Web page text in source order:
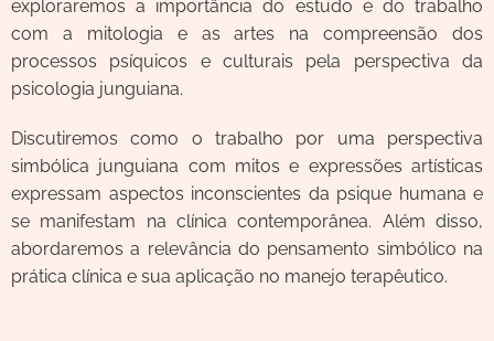
exploraremos a importância do estudo e do trabalho
com a mitologia e as artes na compreensão dos
processos psíquicos e culturais pela perspectiva da
psicologia junguiana.
Discutiremos como o trabalho por uma perspectiva
simbólica junguiana com mitos e expressões artísticas
expressam aspectos inconscientes da psique humana e
se manifestam na clínica contemporânea. Além disso,
abordaremos a relevância do pensamento simbólico na
prática clínica e sua aplicação no manejo terapêutico.